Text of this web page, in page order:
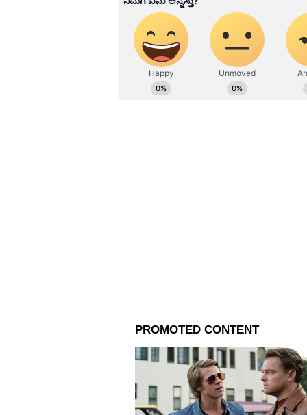
ವಿರೂಪಾಕ್ಷ ದೇಗುಲ ಪುರಾತತ್ವ ಇಲಾಖೆ
ಹೂರಣ ಹೊತ್ತು ತರುವ ಕನ್ನಡಪ್ರಭ,
ಎತ್ತುವ ಕನ್ನಡಪ್ರಭ ದಿನ ಪತ್ರಿಕೆಯಲ್ಲಿ